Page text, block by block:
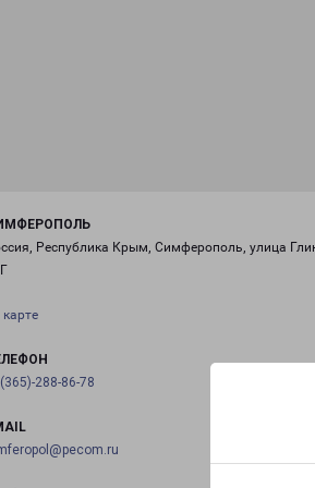
Республика Крым, Симферополь, улица
карте
288-86-78